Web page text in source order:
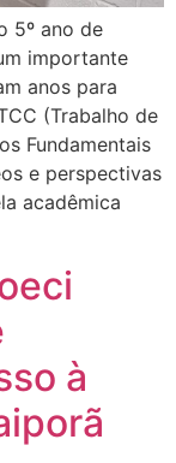
5º ano de
importante
anos para
(Trabalho de
Fundamentais
e perspectivas
acadêmica
à